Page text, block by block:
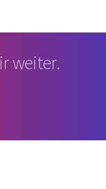
weiter.